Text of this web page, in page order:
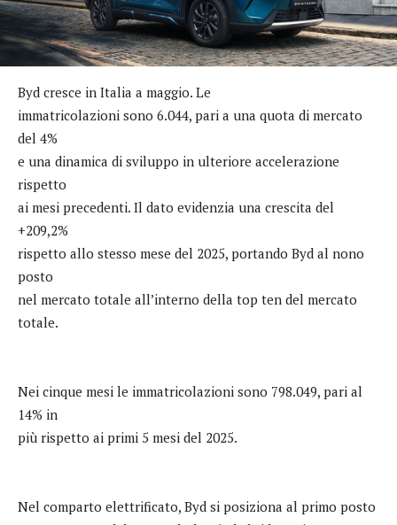
Byd cresce in Italia a maggio. Le
immatricolazioni sono 6.044, pari a una quota di mercato
del 4%
e una dinamica di sviluppo in ulteriore accelerazione
rispetto
ai mesi precedenti. Il dato evidenzia una crescita del
+209,2%
rispetto allo stesso mese del 2025, portando Byd al nono
posto
nel mercato totale all’interno della top ten del mercato
totale.
Nei cinque mesi le immatricolazioni sono 798.049, pari al
14% in
più rispetto ai primi 5 mesi del 2025.
Nel comparto elettrificato, Byd si posiziona al primo posto